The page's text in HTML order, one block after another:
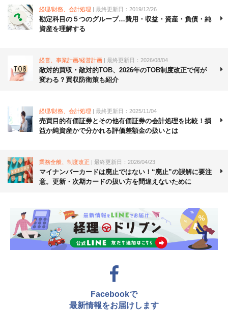
経理/財務、会計処理 | 最終更新日：2019/12/26
勘定科目の５つのグループ…費用・収益・資産・負債・純
資産を理解する
経営、事業計画/経営計画 | 最終更新日：2026/08/04
敵対的買収・敵対的TOB、2026年のTOB制度改正で何が
変わる？買収防衛策も紹介
経理/財務、会計処理 | 最終更新日：2025/11/04
売買目的有価証券とその他有価証券の会計処理を比較！損
益か純資産かで分かれる評価差額金の扱いとは
業務全般、制度改正 | 最終更新日：2026/04/23
マイナンバーカードは廃止ではない！“廃止”の誤解に要注
意。更新・次期カードの扱い方を間違えないために
Facebookで
最新情報をお届けします